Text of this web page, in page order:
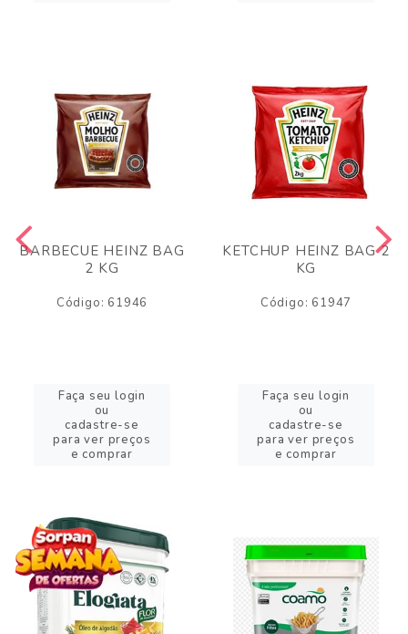
BARBECUE HEINZ BAG
2 KG
Código: 61946
Faça seu login
ou
cadastre-se
para ver preços
e comprar
KETCHUP HEINZ BAG 2
KG
Código: 61947
Faça seu login
ou
cadastre-se
para ver preços
e comprar